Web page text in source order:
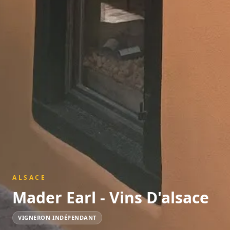
ALSACE
Mader Earl - Vins D'alsace
VIGNERON INDÉPENDANT